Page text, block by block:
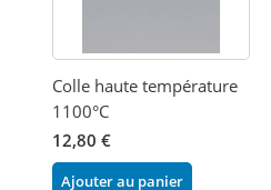
Colle haute température
1100°C
12,80 €
Ajouter au panier